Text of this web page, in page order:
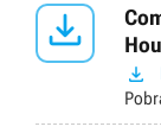

